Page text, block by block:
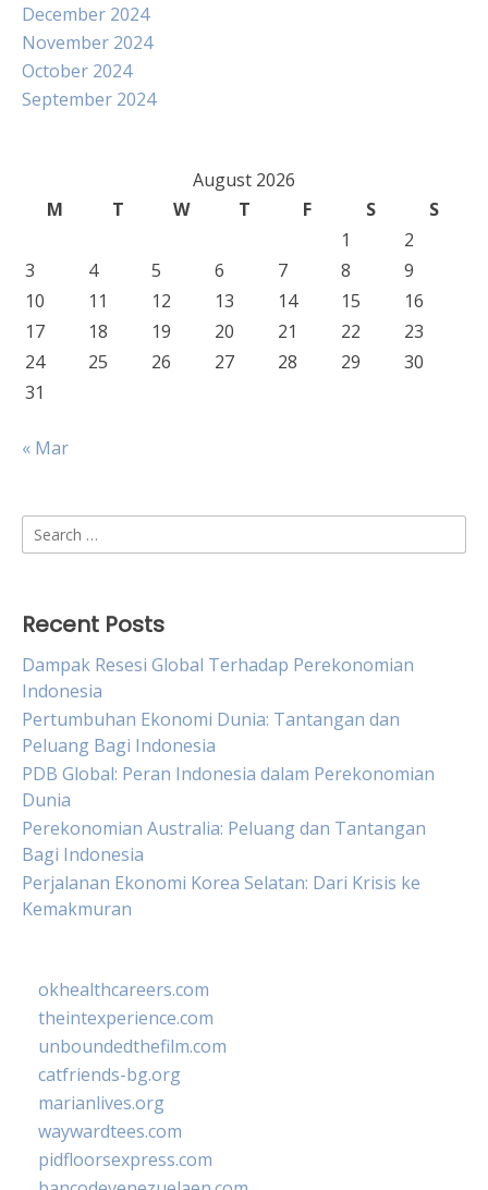
December 2024
November 2024
October 2024
September 2024
August 2026
M
T W T F S
S
1
2
3
4 5 6 7 8
9
10
11 12 13 14 15
16
17
18 19 20 21 22
23
24
25 26 27 28 29
30
31
« Mar
Search
for:
Recent Posts
Dampak Resesi Global Terhadap Perekonomian
Indonesia
Pertumbuhan Ekonomi Dunia: Tantangan dan
Peluang Bagi Indonesia
PDB Global: Peran Indonesia dalam Perekonomian
Dunia
Perekonomian Australia: Peluang dan Tantangan
Bagi Indonesia
Perjalanan Ekonomi Korea Selatan: Dari Krisis ke
Kemakmuran
okhealthcareers.com
theintexperience.com
unboundedthefilm.com
catfriends-bg.org
marianlives.org
waywardtees.com
pidfloorsexpress.com